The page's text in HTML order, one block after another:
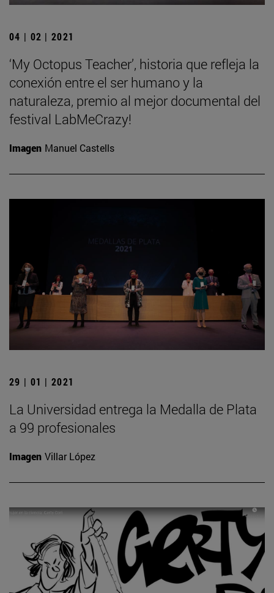
04 | 02 | 2021
‘My Octopus Teacher’, historia que refleja la
conexión entre el ser humano y la
naturaleza, premio al mejor documental del
festival LabMeCrazy!
Imagen Manuel Castells
29 | 01 | 2021
La Universidad entrega la Medalla de Plata
a 99 profesionales
Imagen Villar López